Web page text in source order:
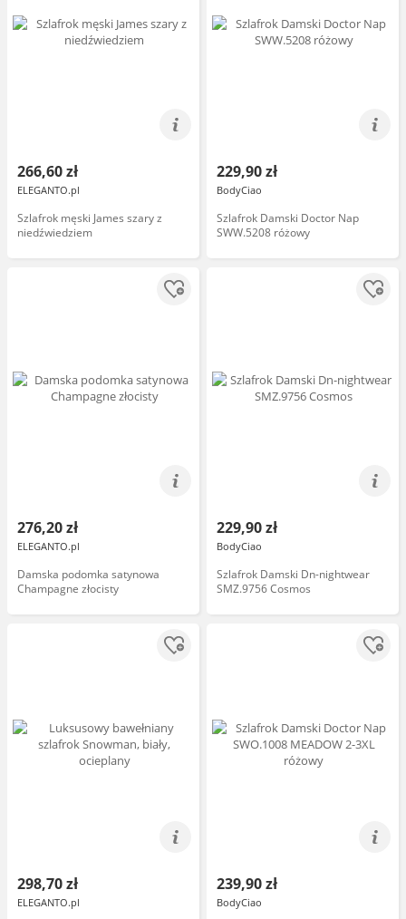
266,60 zł
ELEGANTO.pl
Szlafrok męski James szary z
niedźwiedziem
229,90 zł
BodyCiao
Szlafrok Damski Doctor Nap
SWW.5208 różowy
276,20 zł
ELEGANTO.pl
Damska podomka satynowa
Champagne złocisty
229,90 zł
BodyCiao
Szlafrok Damski Dn-nightwear
SMZ.9756 Cosmos
298,70 zł
ELEGANTO.pl
239,90 zł
BodyCiao